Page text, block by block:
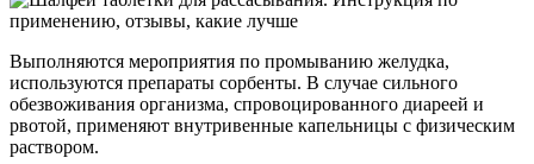
Выполняются мероприятия по промыванию желудка,
используются препараты сорбенты. В случае сильного
обезвоживания организма, спровоцированного диареей и
рвотой, применяют внутривенные капельницы с физическим
раствором.